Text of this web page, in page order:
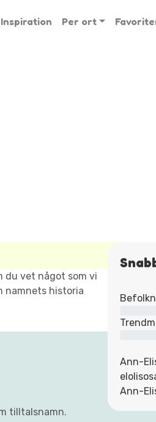
Inspiration Per ort
Ann-
Ann-
du vet något som vi
namnets historia
tilltalsnamn.